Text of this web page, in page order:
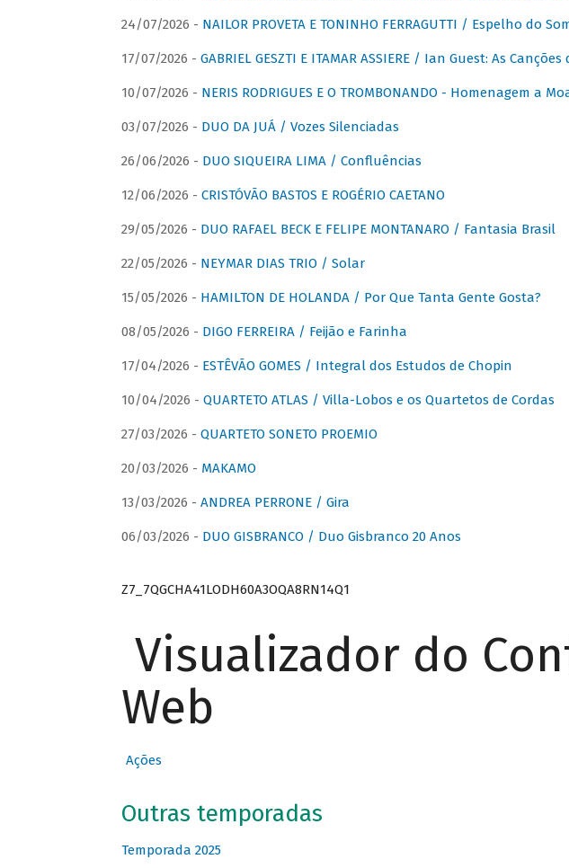
24/07/2026 - NAILOR PROVETA E TONINHO FERRAGUTTI / Espelho do
17/07/2026 - GABRIEL GESZTI E ITAMAR ASSIERE / Ian Guest: As
10/07/2026 - NERIS RODRIGUES E O TROMBONANDO - Homenagem a
03/07/2026 - DUO DA JUÁ / Vozes Silenciadas
26/06/2026 - DUO SIQUEIRA LIMA / Confluências
12/06/2026 - CRISTÓVÃO BASTOS E ROGÉRIO CAETANO
29/05/2026 - DUO RAFAEL BECK E FELIPE MONTANARO / Fantasia Brasil
22/05/2026 - NEYMAR DIAS TRIO / Solar
15/05/2026 - HAMILTON DE HOLANDA / Por Que Tanta Gente Gosta?
08/05/2026 - DIGO FERREIRA / Feijão e Farinha
17/04/2026 - ESTÊVÃO GOMES / Integral dos Estudos de Chopin
10/04/2026 - QUARTETO ATLAS / Villa-Lobos e os Quartetos de Cordas
27/03/2026 - QUARTETO SONETO PROEMIO
20/03/2026 - MAKAMO
13/03/2026 - ANDREA PERRONE / Gira
06/03/2026 - DUO GISBRANCO / Duo Gisbranco 20 Anos
Z7_7QGCHA41LODH60A3OQA8RN14Q1
Visualizador do
Web
Ações
Outras temporadas
Temporada 2025